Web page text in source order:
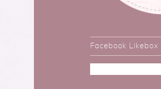
Facebook Likebox